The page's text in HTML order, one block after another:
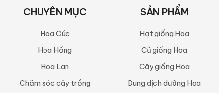
CHUYÊN MỤC
Hoa Cúc
Hoa Hồng
Hoa Lan
Chăm sóc cây trồng
SẢN PHẨM
Hạt giống Hoa
Củ giống Hoa
Cây giống Hoa
Dung dịch dưỡng Hoa